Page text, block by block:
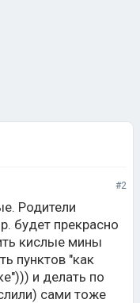
#2
Родители
будет прекрасно
кислые мины
пунктов "как
и делать по
сами тоже